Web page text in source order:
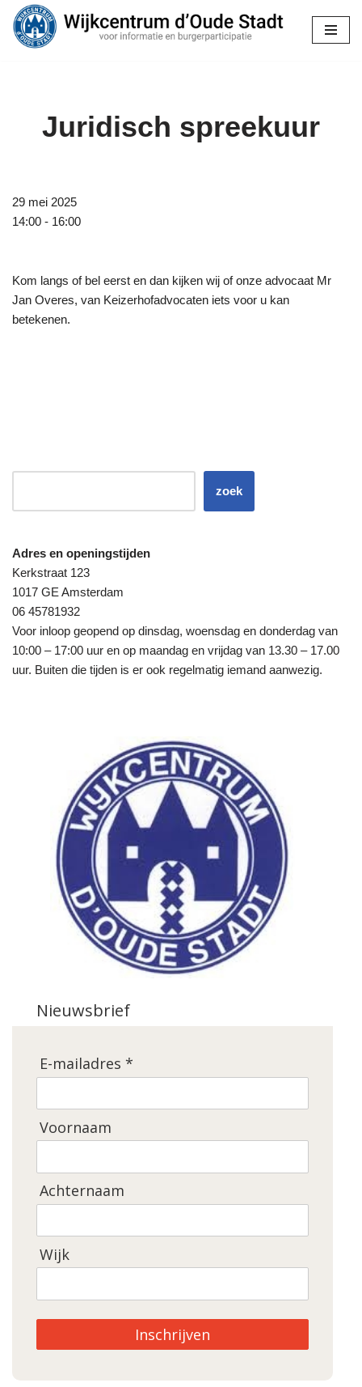
Ga
Juridisch spreekuur
29 mei 2025
14:00 - 16:00
Kom langs of bel eerst en dan kijken wij of onze advocaat Mr
Jan Overes, van Keizerhofadvocaten iets voor u kan
betekenen.
zoek
Adres en openingstijden
Kerkstraat 123
1017 GE Amsterdam
06 45781932
Voor inloop geopend op dinsdag, woensdag en donderdag van
10:00 – 17:00 uur en op maandag en vrijdag van 13.30 – 17.00
uur. Buiten die tijden is er ook regelmatig iemand aanwezig.
Nieuwsbrief
E-mailadres *
Voornaam
Achternaam
Wijk
Inschrijven